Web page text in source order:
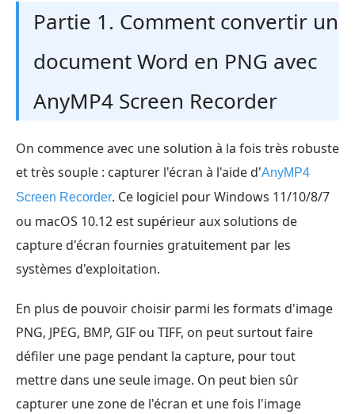
Partie 1. Comment convertir un
document Word en PNG avec
AnyMP4 Screen Recorder
On commence avec une solution à la fois très robuste
et très souple : capturer l'écran à l'aide d'AnyMP4
Screen Recorder. Ce logiciel pour Windows 11/10/8/7
ou macOS 10.12 est supérieur aux solutions de
capture d'écran fournies gratuitement par les
systèmes d'exploitation.
En plus de pouvoir choisir parmi les formats d'image
PNG, JPEG, BMP, GIF ou TIFF, on peut surtout faire
défiler une page pendant la capture, pour tout
mettre dans une seule image. On peut bien sûr
capturer une zone de l'écran et une fois l'image